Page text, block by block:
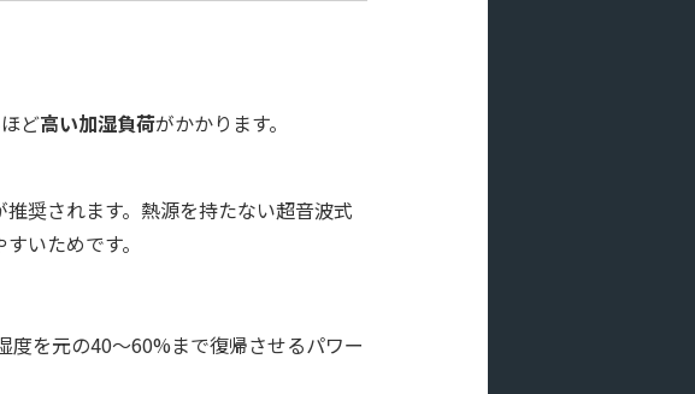
ど高い加湿負荷がかかります。
推奨されます。熱源を持たない超音波式
いためです。
度を元の40〜60%まで復帰させるパワー